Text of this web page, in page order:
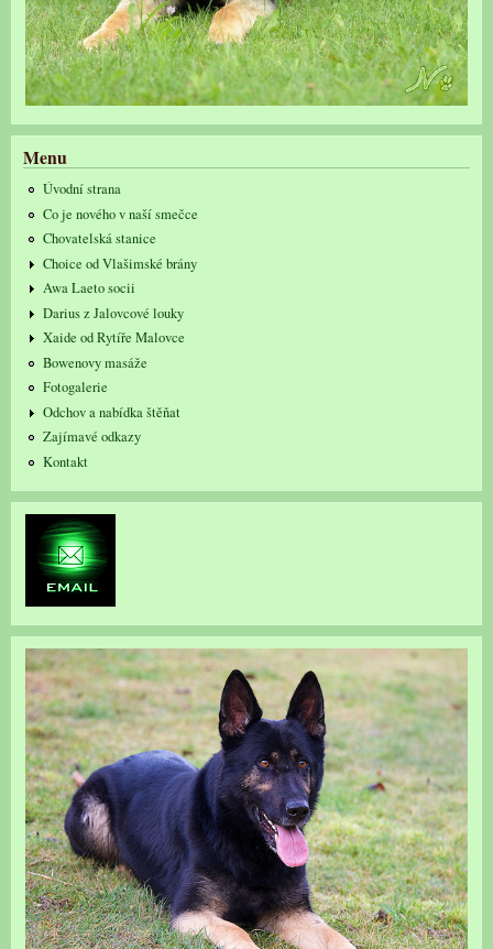
Menu
Úvodní strana
Co je nového v naší smečce
Chovatelská stanice
Choice od Vlašimské brány
Awa Laeto socii
Darius z Jalovcové louky
Xaide od Rytíře Malovce
Bowenovy masáže
Fotogalerie
Odchov a nabídka štěňat
Zajímavé odkazy
Kontakt